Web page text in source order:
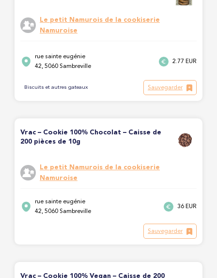
Le petit Namurois de la cookiserie
Namuroise
rue sainte eugénie
42, 5060 Sambreville
2.77 EUR
Biscuits et autres gateaux Sauvegarder
Vrac – Cookie 100% Chocolat – Caisse de
200 pièces de 10g
Le petit Namurois de la cookiserie
Namuroise
rue sainte eugénie
42, 5060 Sambreville
36 EUR
Sauvegarder
Vrac – Cookie 100% Vegan – Caisse de 200